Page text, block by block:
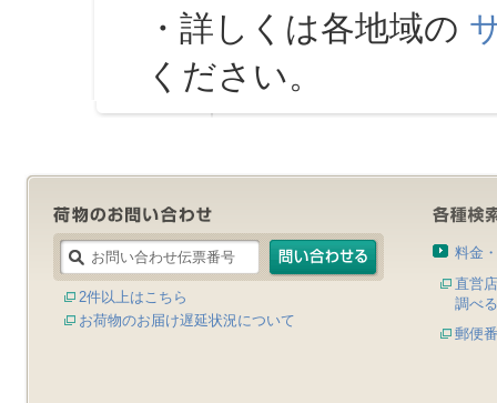
・詳しくは各地域の
ください。
2件以上はこちら
お荷物のお届け遅延状況について
料金
直営
調べる
郵便